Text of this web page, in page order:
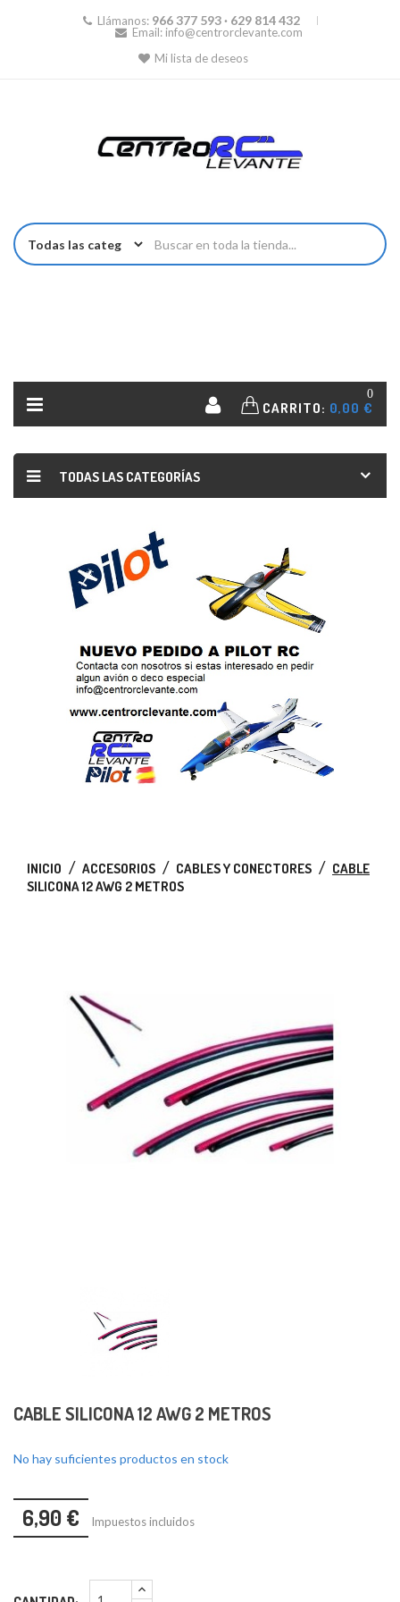
Llámanos: 966 377 593 · 629 814 432
Email: info@centrorclevante.com
Mi lista de deseos
0
CARRITO: 0,00 €
TODAS LAS CATEGORÍAS
INICIO ACCESORIOS CABLES Y CONECTORES
CABLE
SILICONA 12 AWG 2 METROS
CABLE SILICONA 12 AWG 2 METROS
No hay suficientes productos en stock
6,90 € Impuestos incluidos